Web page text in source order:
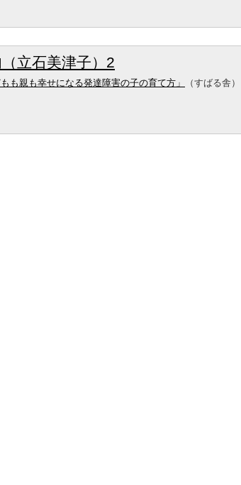
立石美津子）2
もも親も幸せになる発達障害の子の育て方」 （すばる舎）